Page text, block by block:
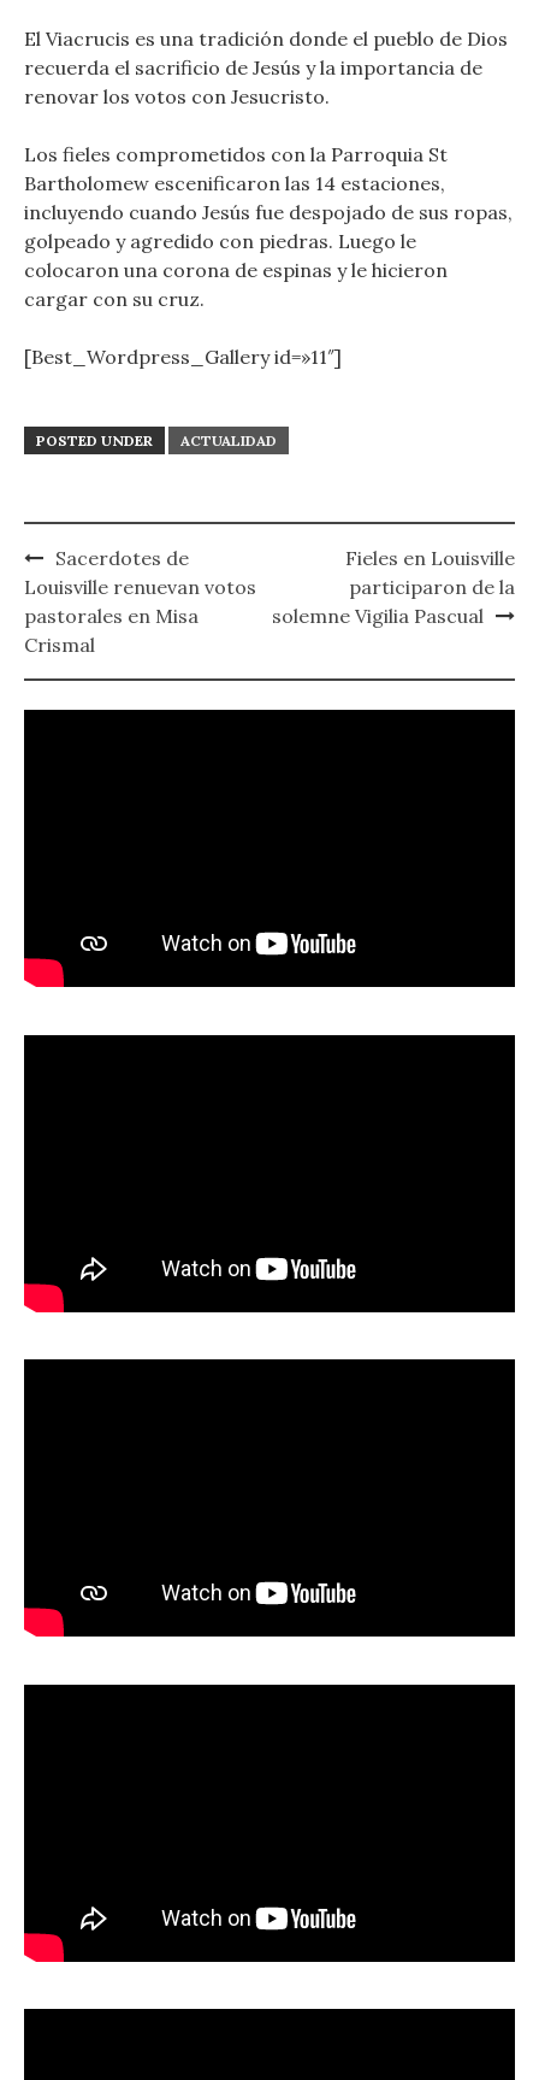
El Viacrucis es una tradición donde el pueblo de Dios
recuerda el sacrificio de Jesús y la importancia de
renovar los votos con Jesucristo.
Los fieles comprometidos con la Parroquia St
Bartholomew escenificaron las 14 estaciones,
incluyendo cuando Jesús fue despojado de sus ropas,
golpeado y agredido con piedras. Luego le
colocaron una corona de espinas y le hicieron
cargar con su cruz.
[Best_Wordpress_Gallery id=»11″]
POSTED UNDER ACTUALIDAD
Post
navigation
Sacerdotes de
Louisville renuevan votos
pastorales en Misa
Crismal
Fieles en Louisville
participaron de la
solemne Vigilia Pascual